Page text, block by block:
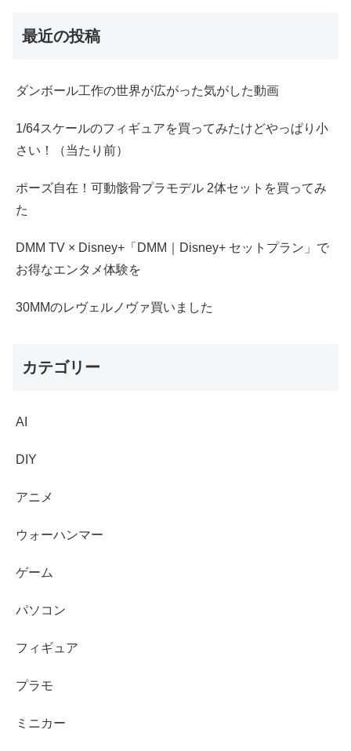
最近の投稿
ダンボール工作の世界が広がった気がした動画
1/64スケールのフィギュアを買ってみたけどやっぱり小
さい！（当たり前）
ポーズ自在！可動骸骨プラモデル 2体セットを買ってみ
た
DMM TV × Disney+「DMM｜Disney+ セットプラン」で
お得なエンタメ体験を
30MMのレヴェルノヴァ買いました
カテゴリー
AI
DIY
アニメ
ウォーハンマー
ゲーム
パソコン
フィギュア
プラモ
ミニカー